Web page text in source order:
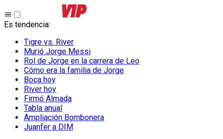
Es tendencia:
Tigre vs. River
Murió Jorge Messi
Rol de Jorge en la carrera de Leo
Cómo era la familia de Jorge
Boca hoy
River hoy
Firmó Almada
Tabla anual
Ampliación Bombonera
Juanfer a DIM